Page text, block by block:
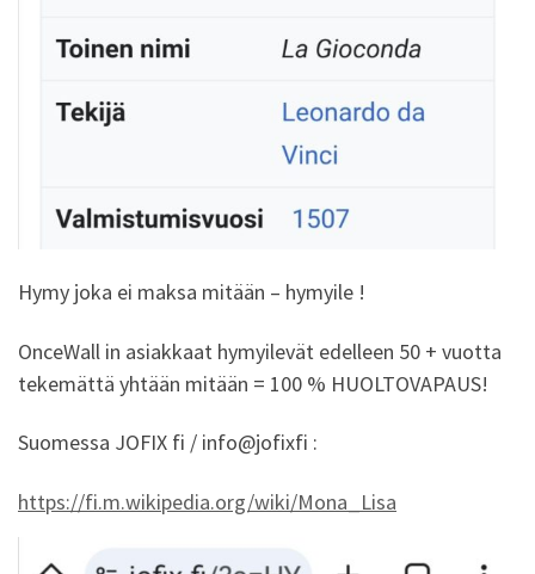
Hymy joka ei maksa mitään – hymyile !
OnceWall in asiakkaat hymyilevät edelleen 50 + vuotta
tekemättä yhtään mitään = 100 % HUOLTOVAPAUS!
Suomessa JOFIX fi / info@jofixfi :
https://fi.m.wikipedia.org/wiki/Mona_Lisa